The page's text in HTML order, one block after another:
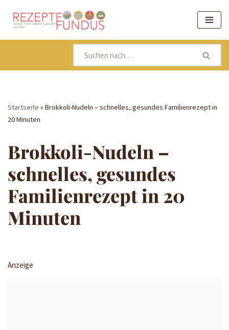
Zum
Inhalt
Startseite » Brokkoli-Nudeln – schnelles, gesundes Familienrezept in
20 Minuten
Brokkoli-Nudeln –
schnelles, gesundes
Familienrezept in 20
Minuten
Anzeige